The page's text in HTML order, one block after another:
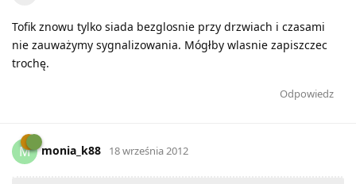
Tofik znowu tylko siada bezglosnie przy drzwiach i czasami
nie zauważymy sygnalizowania. Mógłby wlasnie zapiszczec
trochę.
Odpowiedz
M monia_k88 18 września 2012